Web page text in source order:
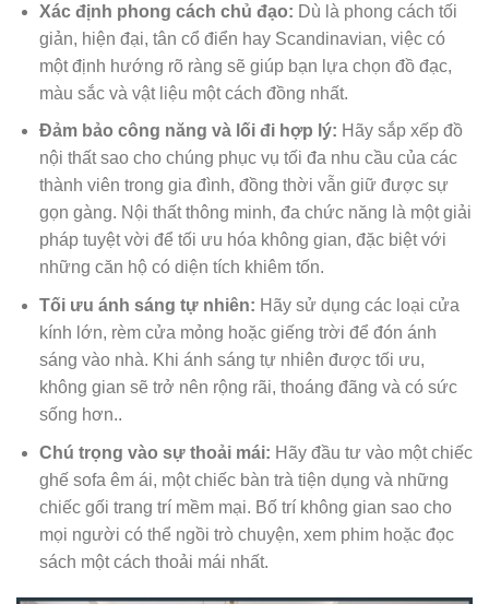
Xác định phong cách chủ đạo: Dù là phong cách tối
giản, hiện đại, tân cổ điển hay Scandinavian, việc có
một định hướng rõ ràng sẽ giúp bạn lựa chọn đồ đạc,
màu sắc và vật liệu một cách đồng nhất.
Đảm bảo công năng và lối đi hợp lý: Hãy sắp xếp đồ
nội thất sao cho chúng phục vụ tối đa nhu cầu của các
thành viên trong gia đình, đồng thời vẫn giữ được sự
gọn gàng. Nội thất thông minh, đa chức năng là một giải
pháp tuyệt vời để tối ưu hóa không gian, đặc biệt với
những căn hộ có diện tích khiêm tốn.
Tối ưu ánh sáng tự nhiên: Hãy sử dụng các loại cửa
kính lớn, rèm cửa mỏng hoặc giếng trời để đón ánh
sáng vào nhà. Khi ánh sáng tự nhiên được tối ưu,
không gian sẽ trở nên rộng rãi, thoáng đãng và có sức
sống hơn..
Chú trọng vào sự thoải mái: Hãy đầu tư vào một chiếc
ghế sofa êm ái, một chiếc bàn trà tiện dụng và những
chiếc gối trang trí mềm mại. Bố trí không gian sao cho
mọi người có thể ngồi trò chuyện, xem phim hoặc đọc
sách một cách thoải mái nhất.